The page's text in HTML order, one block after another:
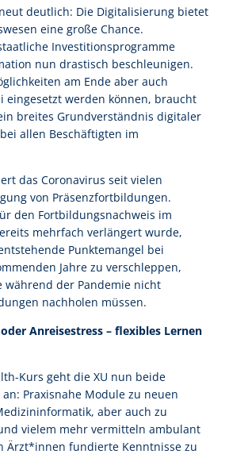
deutlich: Die Digitalisierung bietet
eine große Chance.
Investitionsprogramme
nun drastisch beschleunigen.
am Ende aber auch
eingesetzt werden können, braucht
breites Grundverständnis digitaler
allen Beschäftigten im
das Coronavirus seit vielen
von Präsenzfortbildungen.
den Fortbildungsnachweis im
mehrfach verlängert wurde,
Punktemangel bei
Jahre zu verschleppen,
während der Pandemie nicht
nachholen müssen.
Anreisestress – flexibles Lernen
Kurs geht die XU nun beide
Praxisnahe Module zu neuen
aber auch zu
vielem mehr vermitteln ambulant
Ärzt*innen fundierte Kenntnisse zu